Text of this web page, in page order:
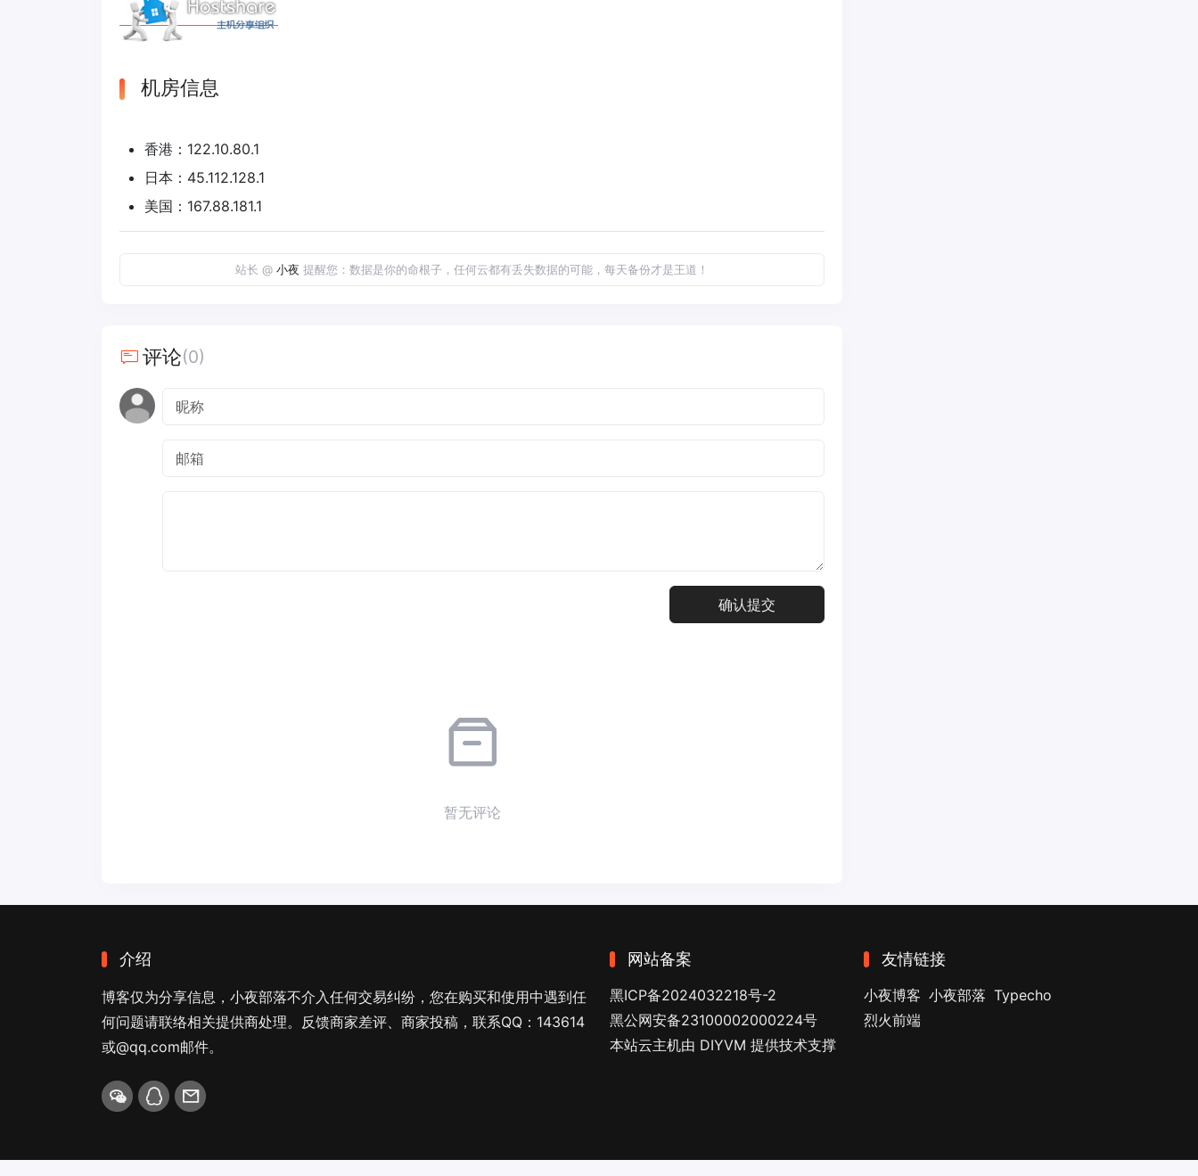
机房信息
香港：122.10.80.1
日本：45.112.128.1
美国：167.88.181.1
站长 @ 小夜 提醒您：数据是你的命根子，任何云都有丢失数据的可能，每天备份才是王道！
评论(0)
暂无评论
介绍
博客仅为分享信息，小夜部落不介入任何交易纠纷，您在购买和使用中遇到任
何问题请联络相关提供商处理。反馈商家差评、商家投稿，联系QQ：143614
或@qq.com邮件。
网站备案
黑ICP备2024032218号-2
黑公网安备23100002000224号
本站云主机由 DIYVM 提供技术支撑
友情链接
小夜博客 小夜部落 Typecho
烈火前端